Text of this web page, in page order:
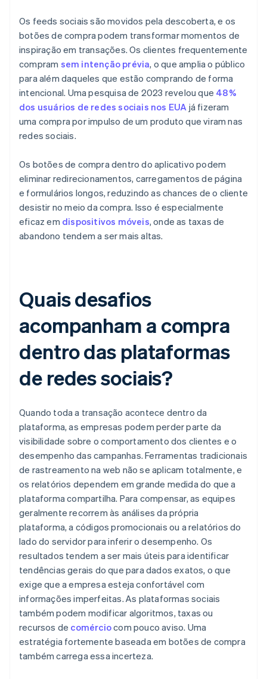
Os feeds sociais são movidos pela descoberta, e os
botões de compra podem transformar momentos de
inspiração em transações. Os clientes frequentemente
compram sem intenção prévia, o que amplia o público
para além daqueles que estão comprando de forma
intencional. Uma pesquisa de 2023 revelou que 48%
dos usuários de redes sociais nos EUA já fizeram
uma compra por impulso de um produto que viram nas
redes sociais.
Os botões de compra dentro do aplicativo podem
eliminar redirecionamentos, carregamentos de página
e formulários longos, reduzindo as chances de o cliente
desistir no meio da compra. Isso é especialmente
eficaz em dispositivos móveis, onde as taxas de
abandono tendem a ser mais altas.
Quais desafios
acompanham a compra
dentro das plataformas
de redes sociais?
Quando toda a transação acontece dentro da
plataforma, as empresas podem perder parte da
visibilidade sobre o comportamento dos clientes e o
desempenho das campanhas. Ferramentas tradicionais
de rastreamento na web não se aplicam totalmente, e
os relatórios dependem em grande medida do que a
plataforma compartilha. Para compensar, as equipes
geralmente recorrem às análises da própria
plataforma, a códigos promocionais ou a relatórios do
lado do servidor para inferir o desempenho. Os
resultados tendem a ser mais úteis para identificar
tendências gerais do que para dados exatos, o que
exige que a empresa esteja confortável com
informações imperfeitas. As plataformas sociais
também podem modificar algoritmos, taxas ou
recursos de comérciocom pouco aviso. Uma
estratégia fortemente baseada em botões de compra
também carrega essa incerteza.